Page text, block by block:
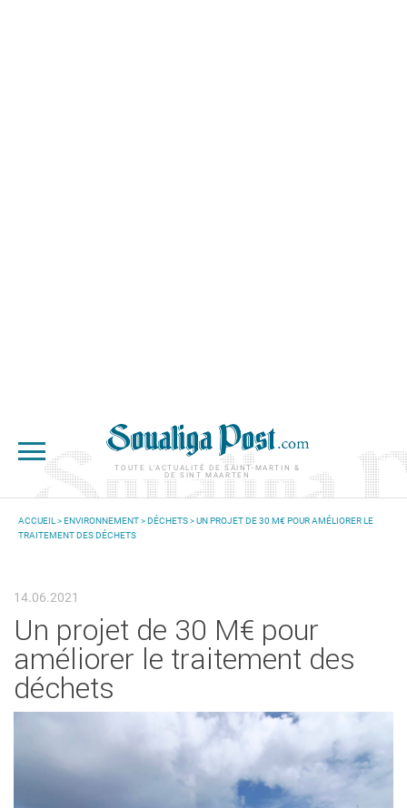
TOUTE L'ACTUALITÉ DE SAINT-MARTIN &
DE SINT MAARTEN
VOUS ÊTES ICI
ACCUEIL >ENVIRONNEMENT>DÉCHETS> UN PROJET DE 30 M€ POUR AMÉLIORER LE
TRAITEMENT DES DÉCHETS
14.06.2021
Un projet de 30 M€ pour
améliorer le traitement des
déchets